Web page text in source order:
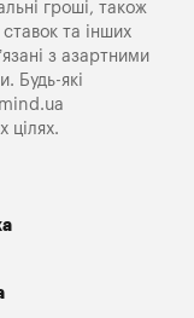
гроші, також
та інших
з азартними
Будь-які
цілях.